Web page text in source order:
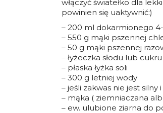
włączyć światełko dla
powinien się uaktywnić:)
– 200 ml dokarmionego
– 550 g mąki pszennej
– 50 g mąki pszennej
– łyżeczka słodu lub cukru
– płaska łyżka soli
– 300 g letniej wody
– jeśli zakwas nie jest silny
– mąka ( ziemniaczana
– ew. ulubione ziarna do